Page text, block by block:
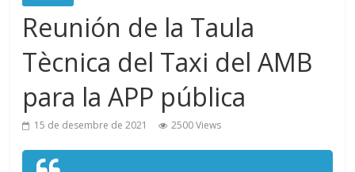
Reunión de la Taula
Tècnica del Taxi del AMB
para la APP pública
15 de desembre de 2021 2500 Views